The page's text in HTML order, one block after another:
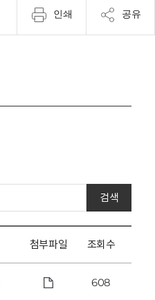
집
안
인쇄 공유
검색
첨부파일 조회수
608